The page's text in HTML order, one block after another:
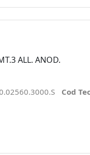
ALL. ANOD.
Cod